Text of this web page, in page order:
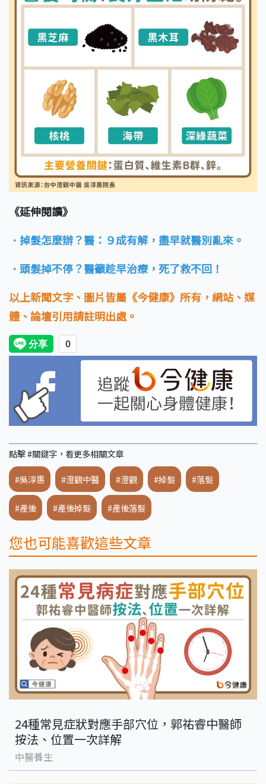
《延伸閱讀》
．掉髮怎麼辦？醫：９成有解，盡早就醫別亂來。
．頭髮掉不停？醫籲趁早治療，死了救不回！
以上新聞文字、圖片皆屬《今健康》所有，網站、媒
體、論壇引用請註明出處。
點擊 #關鍵字，看更多相關文章
#吳淳惠 #澄觀中醫 #澄觀 #掉髮 #落髮
#產後 #產後掉髮 #產後落髮
您也可能喜歡這些文章
24種常見症狀對應手部穴位，郭祐睿中醫師
按法、位置一次詳解
中醫養生